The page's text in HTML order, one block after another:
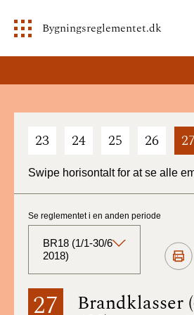
Bygningsreglementet.dk
23 24 25 26 27
Swipe horisontalt for at se alle
27 Brandklasser
Se reglementet i en anden periode
BR18 (1/1-30/6
2018)
BR18 (Aktuelt)